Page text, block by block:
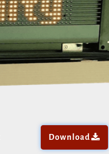
Download